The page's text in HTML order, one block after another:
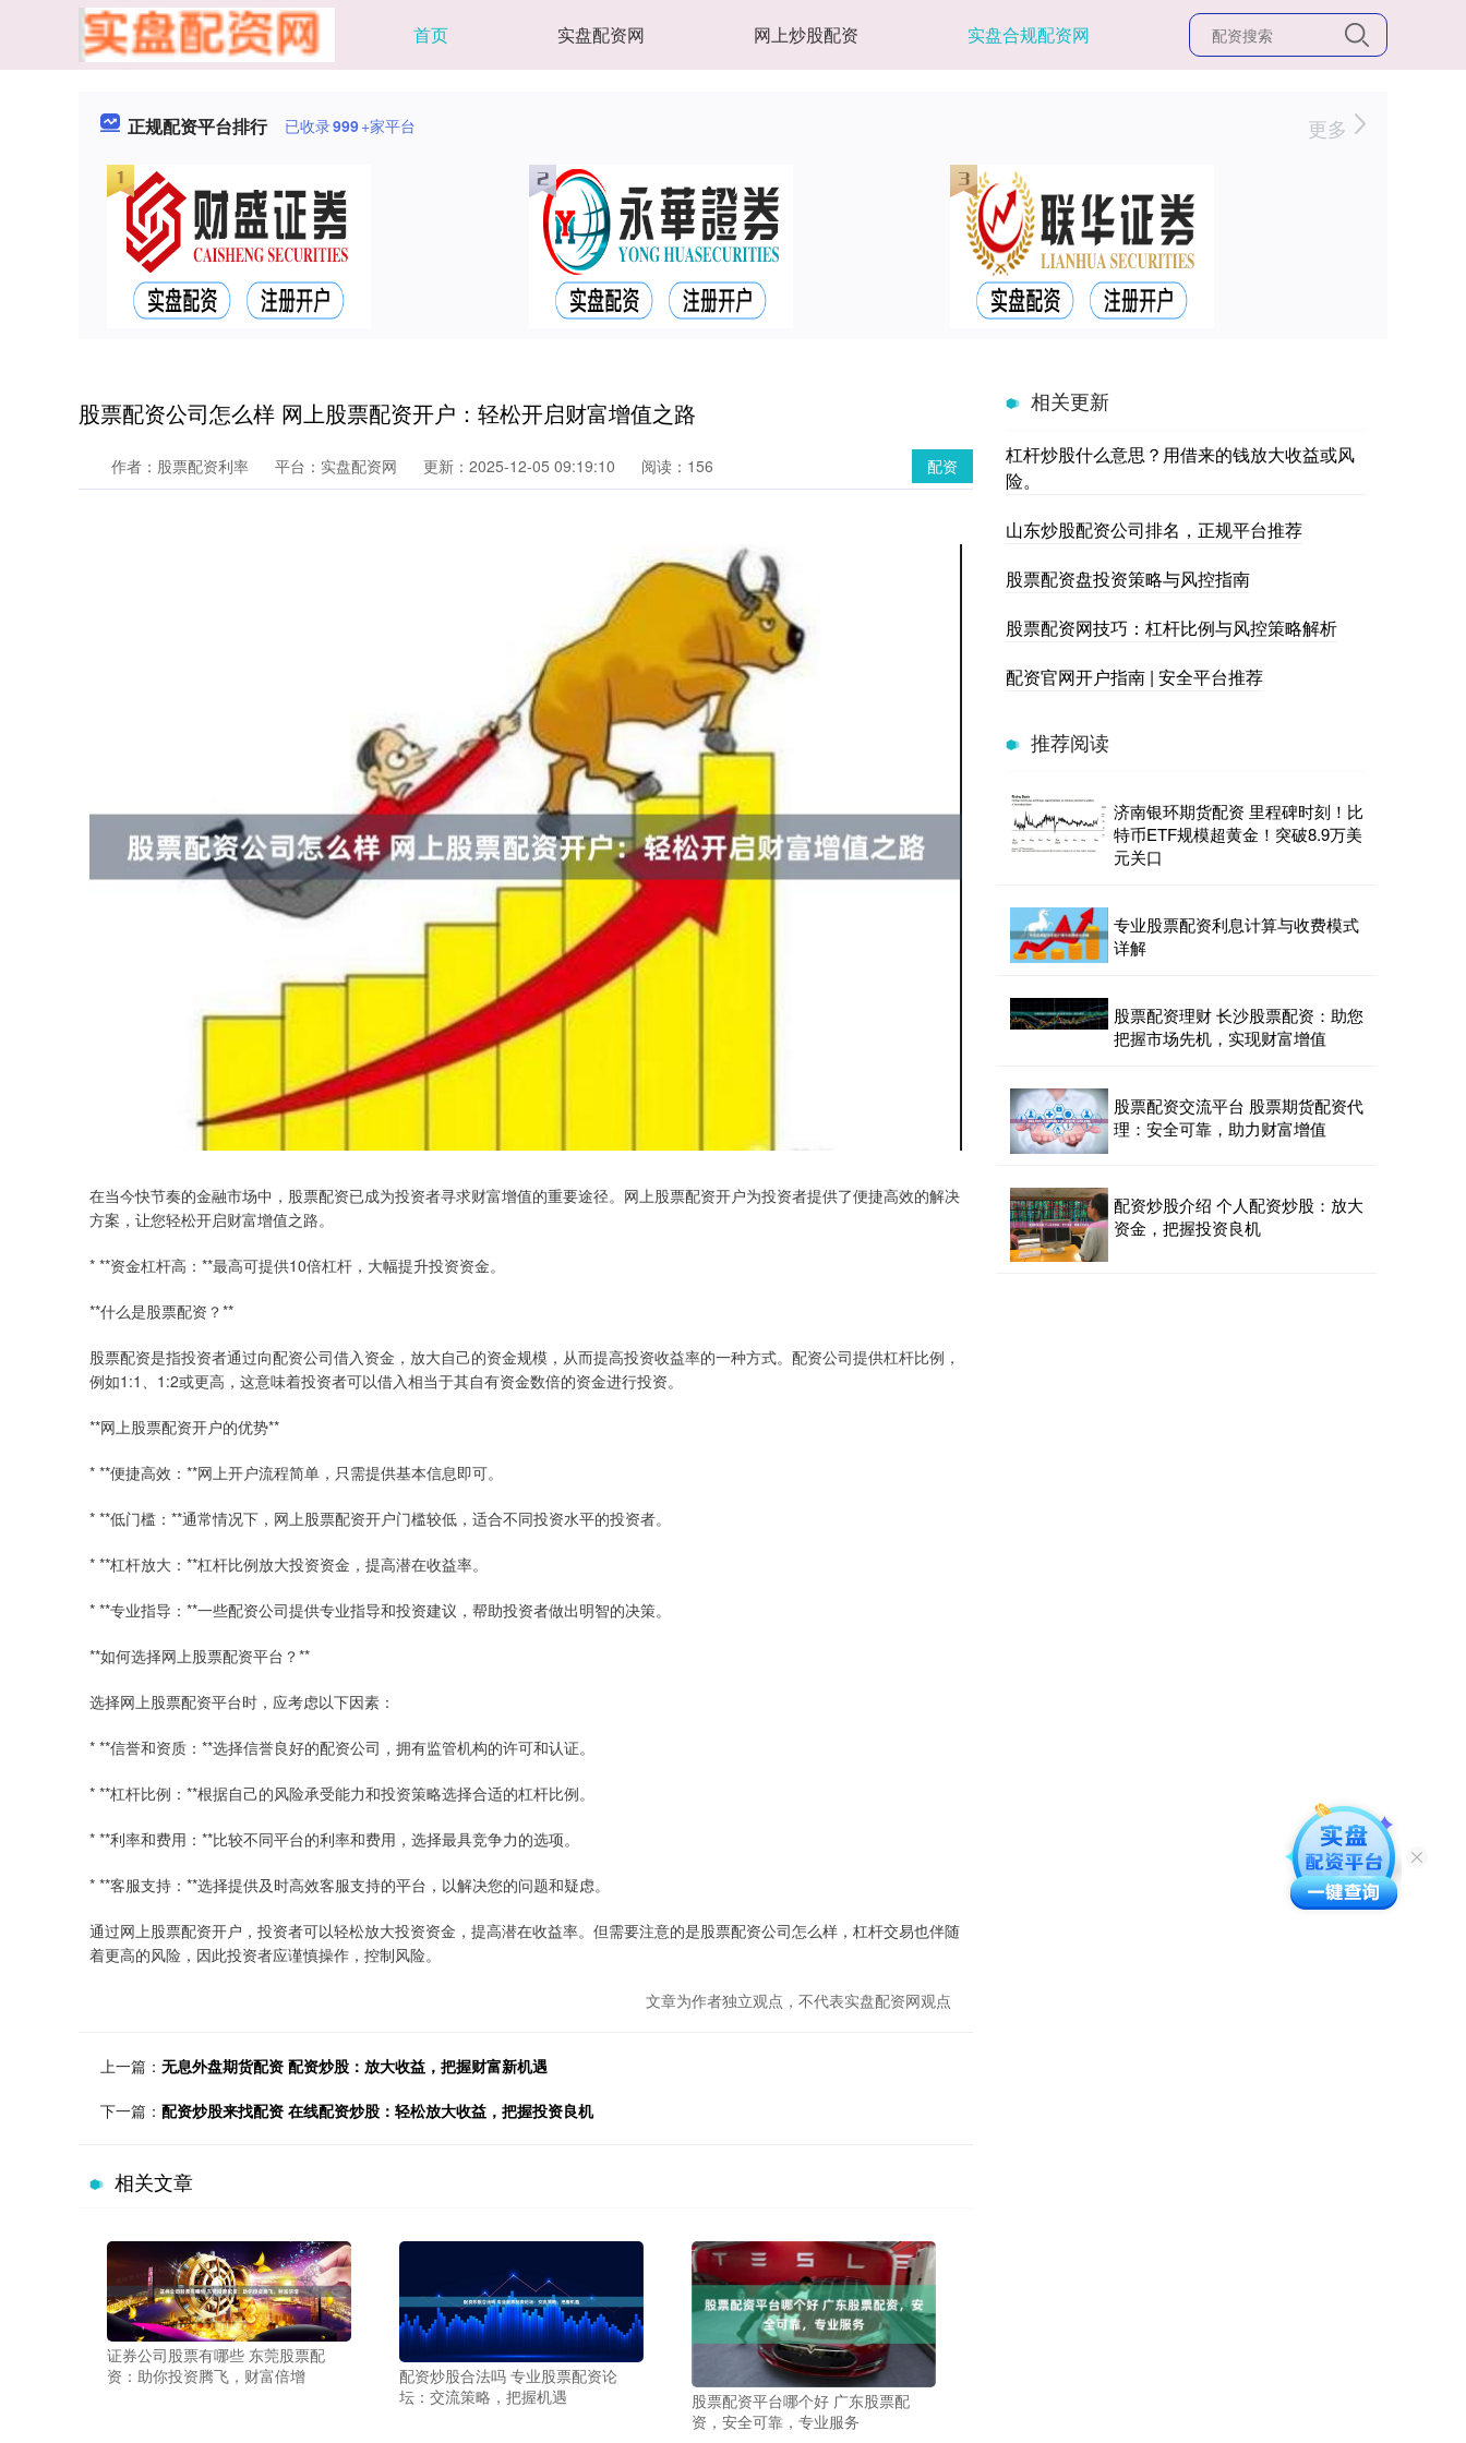
首页 实盘配资网 网上炒股配资 实盘合规配资网
正规配资平台排行 已收录999+家平台 更多
股票配资公司怎么样 网上股票配资开户：轻松开启财富增值之路
配资
作者：股票配资利率 平台：实盘配资网 更新：2025-12-05 09:19:10 阅读：156
在当今快节奏的金融市场中，股票配资已成为投资者寻求财富增值的重要途径。网上股票配资开户为投资者提供了便捷高效的解决
方案，让您轻松开启财富增值之路。
* **资金杠杆高：**最高可提供10倍杠杆，大幅提升投资资金。
**什么是股票配资？**
股票配资是指投资者通过向配资公司借入资金，放大自己的资金规模，从而提高投资收益率的一种方式。配资公司提供杠杆比例，
例如1:1、1:2或更高，这意味着投资者可以借入相当于其自有资金数倍的资金进行投资。
**网上股票配资开户的优势**
* **便捷高效：**网上开户流程简单，只需提供基本信息即可。
* **低门槛：**通常情况下，网上股票配资开户门槛较低，适合不同投资水平的投资者。
* **杠杆放大：**杠杆比例放大投资资金，提高潜在收益率。
* **专业指导：**一些配资公司提供专业指导和投资建议，帮助投资者做出明智的决策。
**如何选择网上股票配资平台？**
选择网上股票配资平台时，应考虑以下因素：
* **信誉和资质：**选择信誉良好的配资公司，拥有监管机构的许可和认证。
* **杠杆比例：**根据自己的风险承受能力和投资策略选择合适的杠杆比例。
* **利率和费用：**比较不同平台的利率和费用，选择最具竞争力的选项。
* **客服支持：**选择提供及时高效客服支持的平台，以解决您的问题和疑虑。
通过网上股票配资开户，投资者可以轻松放大投资资金，提高潜在收益率。但需要注意的是股票配资公司怎么样，杠杆交易也伴随
着更高的风险，因此投资者应谨慎操作，控制风险。
文章为作者独立观点，不代表实盘配资网观点
上一篇： 无息外盘期货配资 配资炒股：放大收益，把握财富新机遇
下一篇： 配资炒股来找配资 在线配资炒股：轻松放大收益，把握投资良机
相关文章
证券公司股票有哪些 东莞股票配
资：助你投资腾飞，财富倍增
配资炒股合法吗 专业股票配资论
坛：交流策略，把握机遇
股票配资平台哪个好 广东股票配
资，安全可靠，专业服务
相关更新
杠杆炒股什么意思？用借来的钱放大收益或风
险。
山东炒股配资公司排名，正规平台推荐
股票配资盘投资策略与风控指南
股票配资网技巧：杠杆比例与风控策略解析
配资官网开户指南 | 安全平台推荐
推荐阅读
济南银环期货配资 里程碑时刻！比
特币ETF规模超黄金！突破8.9万美
元关口
专业股票配资利息计算与收费模式
详解
股票配资理财 长沙股票配资：助您
把握市场先机，实现财富增值
股票配资交流平台 股票期货配资代
理：安全可靠，助力财富增值
配资炒股介绍 个人配资炒股：放大
资金，把握投资良机